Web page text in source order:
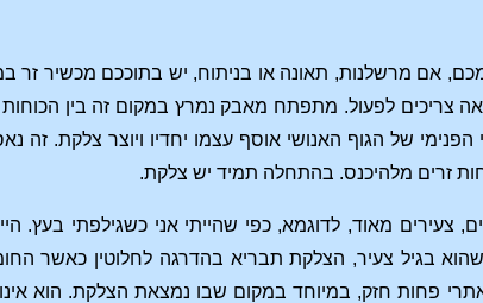
אם מרשלנות, תאונה או בניתוח, יש בתוככם מכשיר זר
צריכים לפעול. מתפתח מאבק נמרץ במקום זה בין
של הגוף האנושי אוסף עצמו יחדיו ויוצר צלקת. זה
זרים מלהיכנס. בהתחלה תמיד יש צלקת.
בגיל צעיר, הצלקת תבריא בהדרגה לחלוטין כאשר
פחות חזק, במיוחד במקום שבו נמצאת הצלקת. הוא